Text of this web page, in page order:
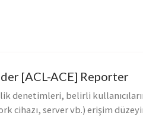
[ACL-ACE] Reporter
denetimleri, belirli
cihazı, server vb.) erişim